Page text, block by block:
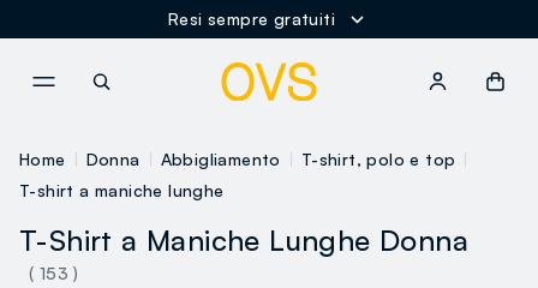
Resi sempre gratuiti
Home Donna Abbigliamento
T-shirt, polo e top
T-shirt a maniche lunghe
T-Shirt a Maniche Lunghe Donna
( 153 )